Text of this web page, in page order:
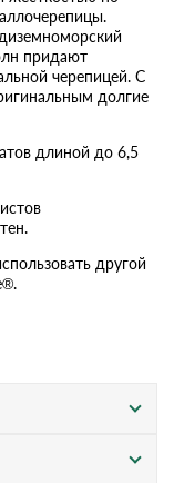
придают
черепицей. С
долгие
длиной до 6,5
другой